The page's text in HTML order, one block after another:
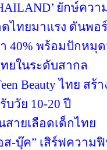
ยักษ์คว
ไทยมาแรง ดันพอ
40% พร้อมปักหมุด
ยในระดับสากล
Beauty ไทย สร้
บวัย 10-20 ปี
สายเลือดเด็กไทย
ส-บุ๊ค” เสิร์ฟความ